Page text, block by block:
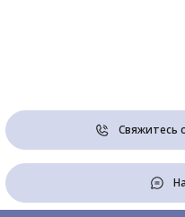
Свяжитесь